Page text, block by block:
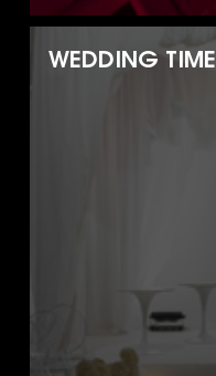
WEDDING TIME